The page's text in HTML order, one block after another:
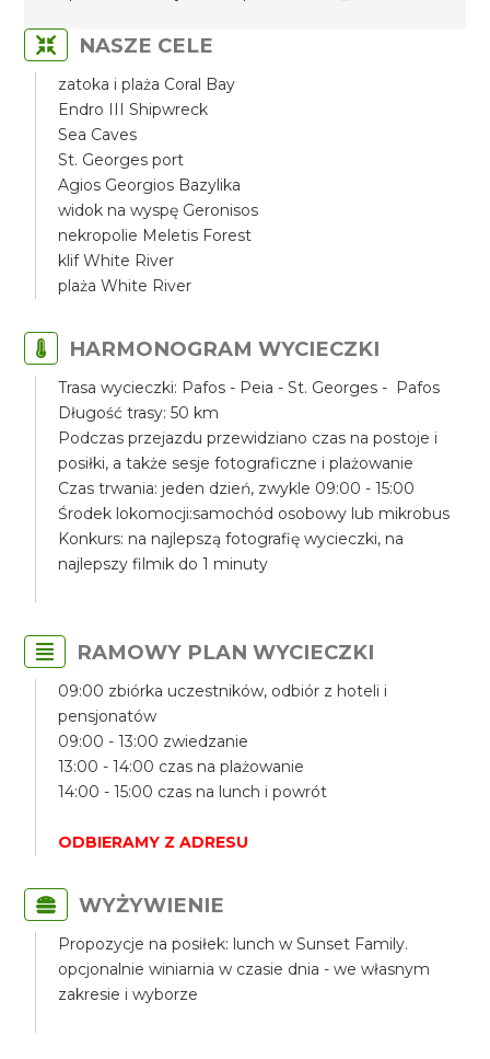
NASZE CELE
zatoka i plaża Coral Bay
Endro III Shipwreck
Sea Caves
St. Georges port
Agios Georgios Bazylika
widok na wyspę Geronisos
nekropolie Meletis Forest
klif White River
plaża White River
HARMONOGRAM WYCIECZKI
Trasa wycieczki: Pafos - Peia - St. Georges - Pafos
Długość trasy: 50 km
Podczas przejazdu przewidziano czas na postoje i
posiłki, a także sesje fotograficzne i plażowanie
Czas trwania: jeden dzień, zwykle 09:00 - 15:00
Środek lokomocji:samochód osobowy lub mikrobus
Konkurs: na najlepszą fotografię wycieczki, na
najlepszy filmik do 1 minuty
RAMOWY PLAN WYCIECZKI
09:00 zbiórka uczestników, odbiór z hoteli i
pensjonatów
09:00 - 13:00 zwiedzanie
13:00 - 14:00 czas na plażowanie
14:00 - 15:00 czas na lunch i powrót
ODBIERAMY Z ADRESU
WYŻYWIENIE
Propozycje na posiłek: lunch w Sunset Family.
opcjonalnie winiarnia w czasie dnia - we własnym
zakresie i wyborze